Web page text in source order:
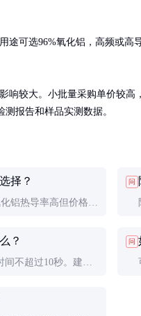
途可选96%氧化铝，高频或
响较大。小批量采购单价较高
报告和样品实测数据。
择？
铝热导率高但价格贵
问
？
不超过10秒。建议
问